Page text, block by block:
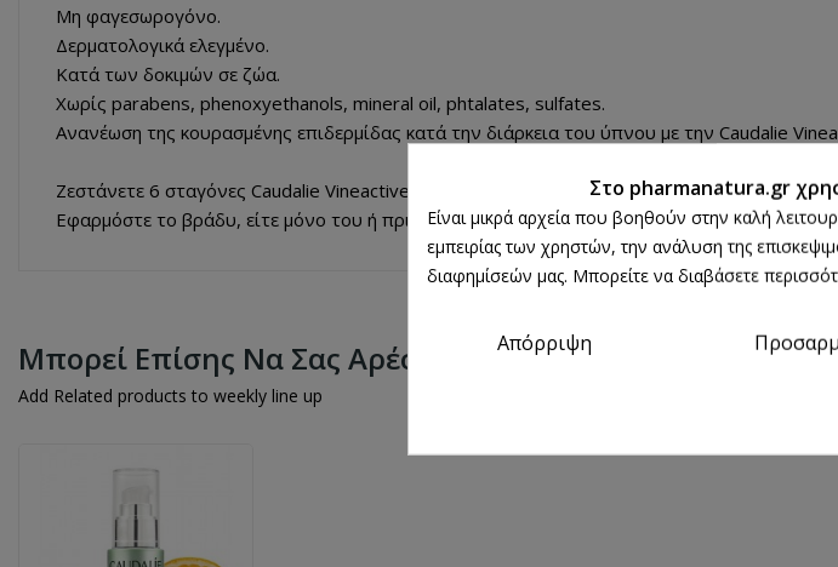
Μη φαγεσωρογόνo.
Δερματολογικά ελεγμένo.
Κατά των δοκιμών σε ζώα.
Χωρίς parabens, phenoxyethanols, mineral oil, phtalates, sulfates.
Ανανέωση της κουρασμένης επιδερμίδας κατά την διάρκεια του ύπνου με την Caudalie
Ζεστάνετε 6 σταγόνες Caudalie Vineactive Huile de Nuit Detox στην παλάμη του χεριού σας
Εφαρμόστε το βράδυ, είτε μόνο του ή πριν από την ενυδατική σας κρέμα. Αποφύγετε την
Μπορεί Επίσης Να Σας Αρέσουν
Add Related products to weekly line up
Στο pharmanatura.gr
Είναι μικρά αρχεία που βοηθούν στην καλή
εμπειρίας των χρηστών, την ανάλυση της
διαφημίσεών μας. Μπορείτε να διαβάσετε
Απόρριψη